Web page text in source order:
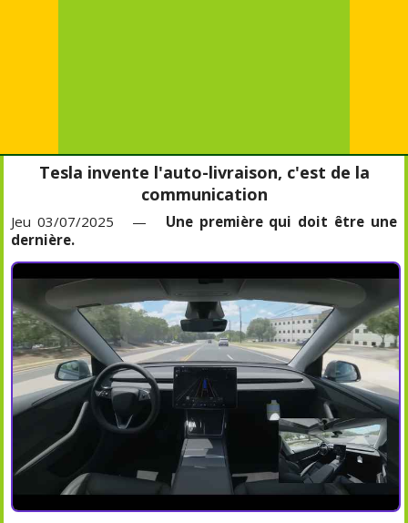
Tesla invente l'auto-livraison, c'est de la
communication
Jeu 03/07/2025 — Une première qui doit être une
dernière.